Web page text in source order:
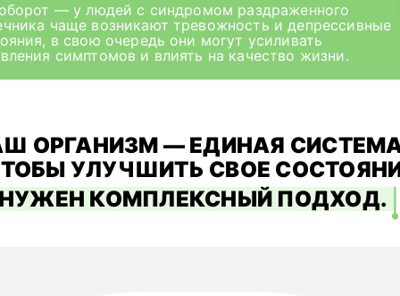
— у людей с синдромом раздраженного
чаще возникают тревожность и депрессивные
в свою очередь они могут усиливать
симптомов и влиять на качество жизни.
ОРГАНИЗМ — ЕДИНАЯ
УЛУЧШИТЬ СВОЕ
НУЖЕН КОМПЛЕКСНЫЙ ПОДХОД.